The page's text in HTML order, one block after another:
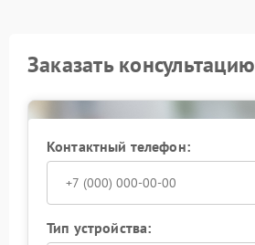
Заказать консультацию
Контактный телефон:
Тип устройства: